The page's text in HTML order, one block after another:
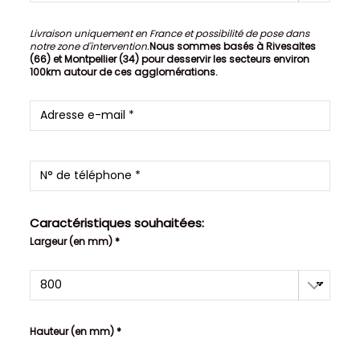
Livraison uniquement en France et possibilité de pose dans
notre zone d'intervention.Nous sommes basés à Rivesaltes
(66) et Montpellier (34) pour desservir les secteurs environ
100km autour de ces agglomérations.
Caractéristiques souhaitées:
Largeur (en mm) *
Hauteur (en mm) *